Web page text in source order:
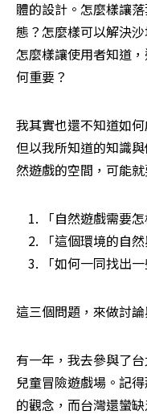
體的設計。怎麼樣讓
態？怎麼樣可以解決
怎麼樣讓使用者知道
何重要？
我其實也還不知道如
但以我所知道的知識
然遊戲的空間，可能就
「自然遊戲需要
「這個環境的自
「如何一同找出
這三個問題，來做討論
有一年，我去參與了
兒童冒險遊戲場。記
的觀念，而台灣還蠻